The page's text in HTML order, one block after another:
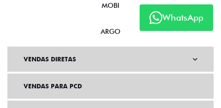
WhatsApp
MOBI
ARGO
VENDAS DIRETAS
VENDAS PARA PCD